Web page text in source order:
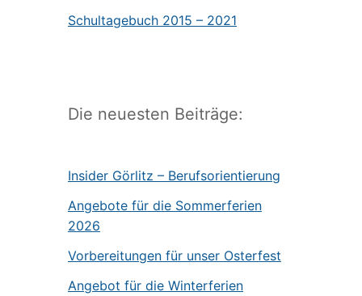
Schultagebuch 2015 – 2021
Die neuesten Beiträge:
Insider Görlitz – Berufsorientierung
Angebote für die Sommerferien
2026
Vorbereitungen für unser Osterfest
Angebot für die Winterferien